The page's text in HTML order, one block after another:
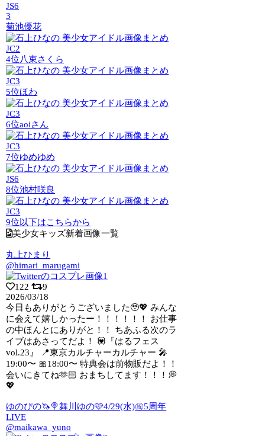
JS6
3
菊池優花
JC2
4位八束さくら
JC3
5位ほわ
JC3
6位aoiさん
JC3
7位ゆめゆめ
JS6
8位池村咲良
JC3
9位以下はこちらから
美少女キッズ新着画像一覧
丸上ひまり
@himari_marugami
122
9
2026/03/18
今日もありがとうございました🥹💖 みんな
に会えて嬉しかったー！！！！！！ お仕事
の中ほんとにありがと！！ ちあふる次のラ
イブはあさってだよ！ 💟『はるフェス
vol.23』 📍東京カルチャーカルチャー 🎤
19:00〜 🎀18:00〜 特典会は前物販だよ！！
会いにきてね🫶🏻 おまちしてます！！！💭
💖
ゆのぴの🦄🍭舞川ゆの🩷4/29(水)㊗5周年
LIVE
@maikawa_yuno